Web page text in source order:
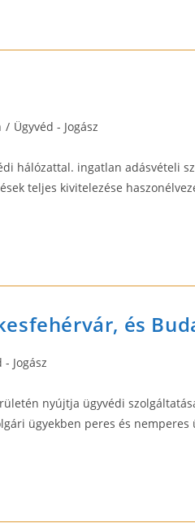
/ Ügyvéd - Jogász
hálózattal. ingatlan adásvételi
teljes kivitelezése
és
- Jogász
nyújtja ügyvédi
ügyekben peres és nemperes